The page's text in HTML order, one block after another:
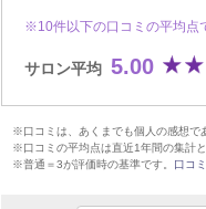
※10件以下の口コミの平均点
サロン平均 5.00
※口コミは、あくまでも個人の感想で
※口コミの平均点は直近1年間の集計と
※普通＝3が評価時の基準です。 口コ